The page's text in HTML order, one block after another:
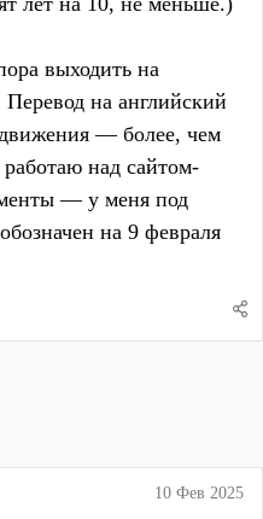
выходить на
на английский
— более, чем
над сайтом-
— у меня под
на 9 февраля
10 Фев 2025